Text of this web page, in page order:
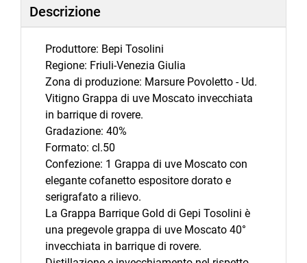
Descrizione
Produttore: Bepi Tosolini
Regione: Friuli-Venezia Giulia
Zona di produzione: Marsure Povoletto - Ud.
Vitigno Grappa di uve Moscato invecchiata
in barrique di rovere.
Gradazione: 40%
Formato: cl.50
Confezione: 1 Grappa di uve Moscato con
elegante cofanetto espositore dorato e
serigrafato a rilievo.
La Grappa Barrique Gold di Gepi Tosolini è
una pregevole grappa di uve Moscato 40°
invecchiata in barrique di rovere.